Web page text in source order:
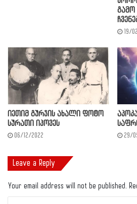
გამო
19/
იეთიმ გურჯის ახალი ფოტო
სურათი იპოვეს
06/12/2022 29/
Leave a Reply
Your email address will not be published.